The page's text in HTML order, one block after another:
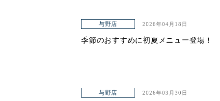
与野店 2026年04月18日
季節のおすすめに初夏メニュー登場！
与野店 2026年03月30日